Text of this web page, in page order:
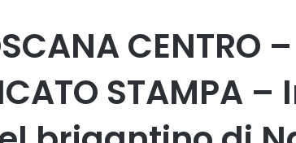
CENTRO –
STAMPA –